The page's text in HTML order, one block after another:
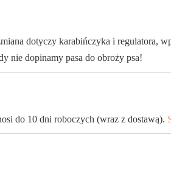
dotyczy karabińczyka i regulatora,
nie dopinamy pasa do obroży psa!
do 10 dni roboczych (wraz z dostawą).